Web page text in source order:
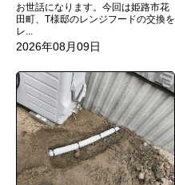
お世話になります。今回は姫路市花
田町、T様邸のレンジフードの交換を
レ...
2026年08月09日